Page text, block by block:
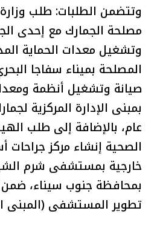
وتتضمن الطلبات: طلب وزارة
مصلحة الجمارك مع إحدى
وتشغيل معدات الحماية
المصلحة بميناء سفاجا
صيانة وتشغيل أنظمة
بمبنى الإدارة المركزية
عام، بالإضافة إلى طلب
الصحية إنشاء مركز جراحات
خارجية بمستشفى شرم
بمحافظة جنوب سيناء،
تطوير المستشفى (المبنى